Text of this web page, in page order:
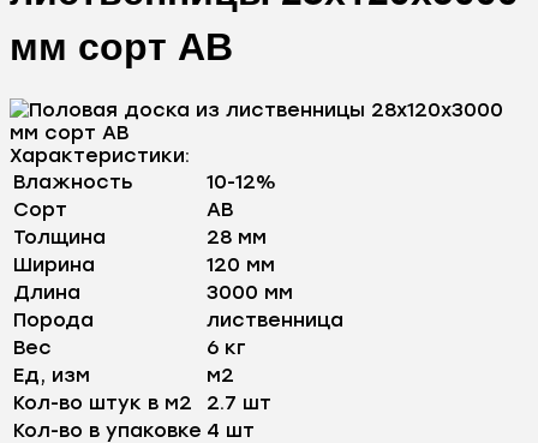
мм сорт АВ
Характеристики:
Влажность
10-12%
Сорт
AB
Толщина
28 мм
Ширина
120 мм
Длина
3000 мм
Порода
лиственница
Вес
6 кг
Ед, изм
м2
Кол-во штук в м2
2.7 шт
Кол-во в упаковке 4 шт